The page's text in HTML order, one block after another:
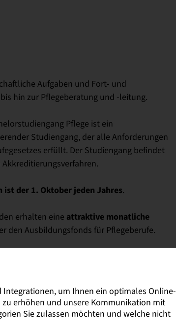
Aufgaben und Fort- und
hin zur Pflegeberatung und -leitung.
Pflege ist ein
Studiengang, der alle Anforderungen
erfüllt. Der Studiengang befindet
ist der 1. Oktober jeden Jahres.
erhalten eine attraktive monatliche
den Ausbildungsfonds für Pflegeberufe.
Integrationen, um Ihnen ein optimales Online-
erhöhen und unsere Kommunikation mit
Sie zulassen möchten und welche nicht